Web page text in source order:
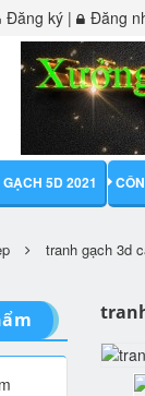
Đăng ký | Đăng
5D 2021
tranh gạch 3d